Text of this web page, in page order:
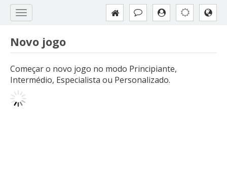
Novo jogo
Começar o novo jogo no modo Principiante,
Intermédio, Especialista ou Personalizado.